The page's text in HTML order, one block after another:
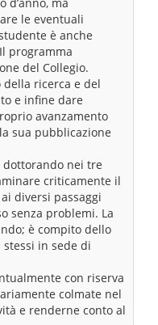
le eventuali
è anche
programma
del Collegio.
ricerca e del
e infine dare
avanzamento
sua pubblicazione
dottorando nei tre
criticamente il
diversi passaggi
senza problemi. La
è compito dello
in sede di
con riserva
colmate nel
e renderne conto al